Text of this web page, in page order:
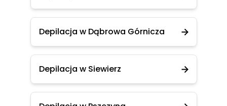
Depilacja w Dąbrowa Górnicza
Depilacja w Siewierz